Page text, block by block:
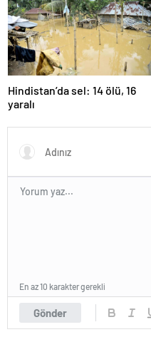
Hindistan’da sel: 14 ölü, 16
yaralı
Gönder
En az 10 karakter gerekli